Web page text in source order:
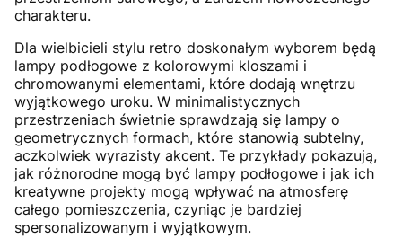
charakteru.
Dla wielbicieli stylu retro doskonałym wyborem będą
lampy podłogowe z kolorowymi kloszami i
chromowanymi elementami, które dodają wnętrzu
wyjątkowego uroku. W minimalistycznych
przestrzeniach świetnie sprawdzają się lampy o
geometrycznych formach, które stanowią subtelny,
aczkolwiek wyrazisty akcent. Te przykłady pokazują,
jak różnorodne mogą być lampy podłogowe i jak ich
kreatywne projekty mogą wpływać na atmosferę
całego pomieszczenia, czyniąc je bardziej
spersonalizowanym i wyjątkowym.